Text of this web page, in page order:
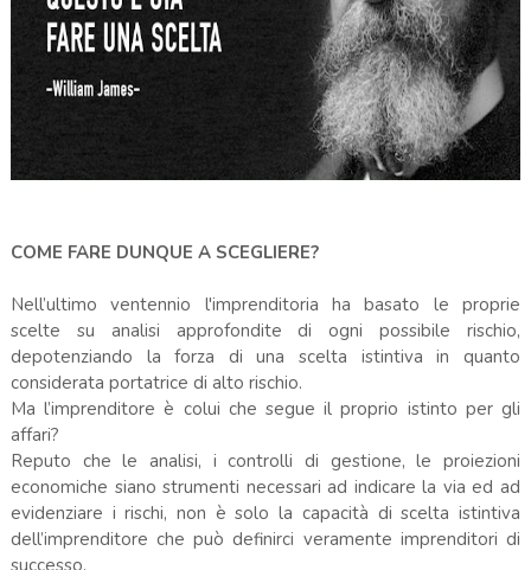
COME FARE DUNQUE A SCEGLIERE?
Nell’ultimo ventennio l'imprenditoria ha basato le proprie
scelte su analisi approfondite di ogni possibile rischio,
depotenziando la forza di una scelta istintiva in quanto
considerata portatrice di alto rischio.
Ma l’imprenditore è colui che segue il proprio istinto per gli
affari?
Reputo che le analisi, i controlli di gestione, le proiezioni
economiche siano strumenti necessari ad indicare la via ed ad
evidenziare i rischi, non è solo la capacità di scelta istintiva
dell’imprenditore che può definirci veramente imprenditori di
successo.